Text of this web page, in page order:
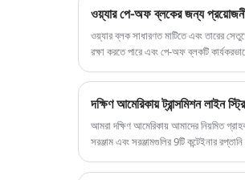
kgf/cm2/psi সর্বোচ্চ
উচ্চ তেল সরবরাহের
ওয়্যার পে-অফ ব্লকের জন্য
ওয়্যার ব্লক সাধারণত মাটিতে এবং তারের
রক্ষা করতে পারে এবং পে-অফ ব্লকটি
দক্ষিণ আমেরিকায় ট্রান্সমিশন লাইন
আমরা দক্ষিণ আমেরিকায় আমাদের নিয়মিত
সরঞ্জাম এবং সরঞ্জামগুলির 9টি কন্টেইনার